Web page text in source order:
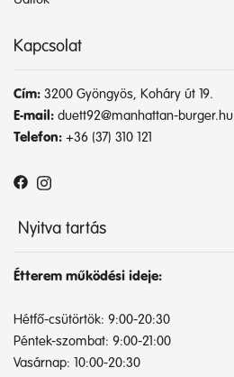
Kapcsolat
Cím: 3200 Gyöngyös, Koháry út 19.
E-mail: duett92@manhattan-burger.hu
Telefon: +36 (37) 310 121
Nyitva tartás
Étterem működési ideje:
Hétfő-csütörtök: 9:00-20:30
Péntek-szombat: 9:00-21:00
Vasárnap: 10:00-20:30